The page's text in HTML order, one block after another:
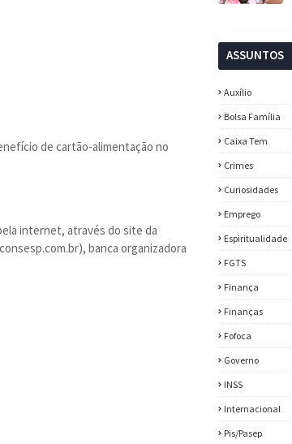
de cartão-alimentação no
internet, através do site da
banca organizadora
ASSUNTOS
Auxílio
Bolsa Família
Caixa Tem
Crimes
Curiosidades
Emprego
Espiritualidade
FGTS
Finança
Finanças
Fofoca
Governo
INSS
Internacional
Pis/Pasep